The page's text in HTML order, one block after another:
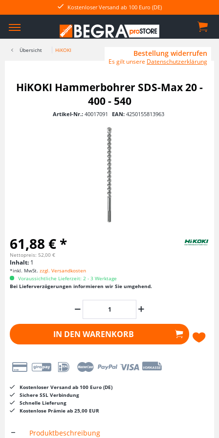
Kostenloser Versand ab 100 Euro (DE)
Übersicht HiKOKI
HiKOKI Hammerbohrer SDS-Max 20 -
400 - 540
Artikel-Nr.: 40017091 EAN: 4250155813963
61,88 € *
Nettopreis: 52,00 €
Inhalt: 1
*inkl. MwSt. zzgl. Versandkosten
Voraussichtliche Lieferzeit: 2 - 3 Werktage
Bei Lieferverzögerungen informieren wir Sie umgehend.
IN DEN WARENKORB
Kostenloser Versand ab 100 Euro (DE)
Sichere SSL Verbindung
Schnelle Lieferung
Kostenlose Prämie ab 25,00 EUR
Produktbeschreibung
Bestellung widerrufen
Es gilt unsere Datenschutzerklärung